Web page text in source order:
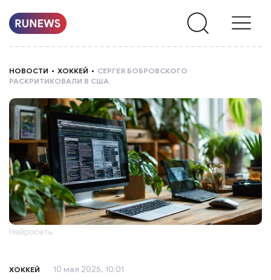
О
НАС
НОВОСТИ ХОККЕЙ
СЕРГЕЯ БОБРОВСКОГО
РАСКРИТИКОВАЛИ В США.
Нейросеть
ХОККЕЙ 10 мая 2025, 10:01